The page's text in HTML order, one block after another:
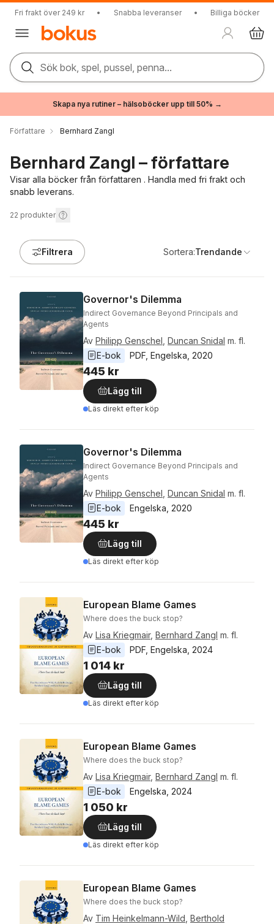
Fri frakt över 249 kr • Snabba leveranser • Billiga böcker
Sök bok, spel, pussel, penna...
Skapa nya rutiner – hälsoböcker upp till 50% →
Författare Bernhard Zangl
Bernhard Zangl – författare
Visar alla böcker från författaren . Handla med fri frakt och
snabb leverans.
22 produkter
Filtrera Sortera:Trendande
Governor's Dilemma
Indirect Governance Beyond Principals and
Agents
Av Philipp Genschel Duncan Snidal m. fl.
E-bok
PDF Engelska 2020
445 kr
Lägg till
Läs direkt efter köp
Governor's Dilemma
Indirect Governance Beyond Principals and
Agents
Av Philipp Genschel Duncan Snidal m. fl.
E-bok
Engelska 2020
445 kr
Lägg till
Läs direkt efter köp
European Blame Games
Where does the buck stop?
Av Lisa Kriegmair, Bernhard Zangl m. fl.
E-bok
PDF Engelska 2024
1 014 kr
Lägg till
Läs direkt efter köp
European Blame Games
Where does the buck stop?
Av Lisa Kriegmair, Bernhard Zangl m. fl.
E-bok
Engelska 2024
1 050 kr
Lägg till
Läs direkt efter köp
European Blame Games
Where does the buck stop?
Av Tim Heinkelmann-Wild Berthold